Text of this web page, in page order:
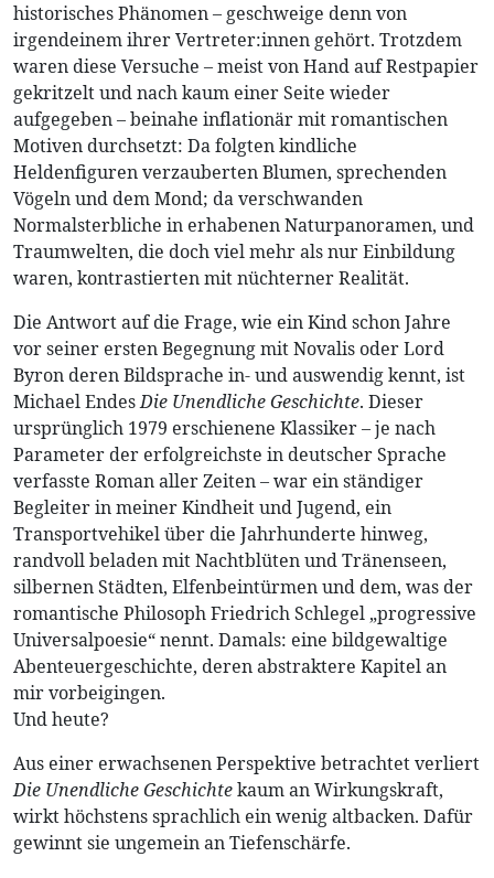
historisches Phänomen – geschweige denn von
irgendeinem ihrer Vertreter:innen gehört. Trotzdem
waren diese Versuche – meist von Hand auf Restpapier
gekritzelt und nach kaum einer Seite wieder
aufgegeben – beinahe inflationär mit romantischen
Motiven durchsetzt: Da folgten kindliche
Heldenfiguren verzauberten Blumen, sprechenden
Vögeln und dem Mond; da verschwanden
Normalsterbliche in erhabenen Naturpanoramen, und
Traumwelten, die doch viel mehr als nur Einbildung
waren, kontrastierten mit nüchterner Realität.
Die Antwort auf die Frage, wie ein Kind schon Jahre
vor seiner ersten Begegnung mit Novalis oder Lord
Byron deren Bildsprache in- und auswendig kennt, ist
Michael EndesDie Unendliche Geschichte. Dieser
ursprünglich 1979 erschienene Klassiker – je nach
Parameter der erfolgreichste in deutscher Sprache
verfasste Roman aller Zeiten – war ein ständiger
Begleiter in meiner Kindheit und Jugend, ein
Transportvehikel über die Jahrhunderte hinweg,
randvoll beladen mit Nachtblüten und Tränenseen,
silbernen Städten, Elfenbeintürmen und dem, was der
romantische Philosoph Friedrich Schlegel „progressive
Universalpoesie“ nennt. Damals: eine bildgewaltige
Abenteuergeschichte, deren abstraktere Kapitel an
mir vorbeigingen.
Und heute?
Aus einer erwachsenen Perspektive betrachtet verliert
Die Unendliche Geschichtekaum an Wirkungskraft,
wirkt höchstens sprachlich ein wenig altbacken. Dafür
gewinnt sie ungemein an Tiefenschärfe.